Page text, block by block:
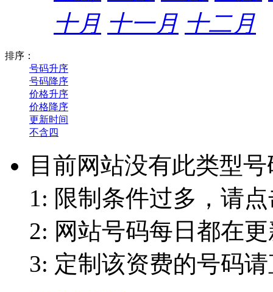
十月 十一月 十二月
排序：
号码升序
号码降序
价格升序
价格降序
更新时间
不含四
目前网站没有此类型
1: 限制条件过多，请
2: 网站号码每日都在
3: 定制该资费的号码